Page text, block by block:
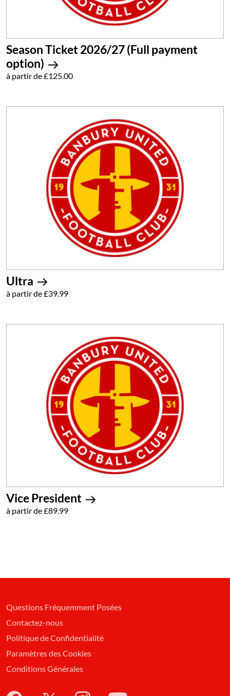
Season Ticket 2026/27 (Full payment
option)
à partir de £125.00
Ultra
à partir de £39.99
Vice President
à partir de £89.99
Questions Fréquemment Posées
Contactez-nous
Politique de Confidentialité
Paramètres des Cookies
Conditions Générales